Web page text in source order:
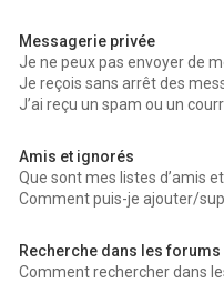
Messagerie privée
Je ne peux pas envoyer de
Je reçois sans arrêt des
J’ai reçu un spam ou un
Amis et ignorés
Que sont mes listes d’amis et
Comment puis-je ajouter/
Recherche dans les forums
Comment rechercher dans